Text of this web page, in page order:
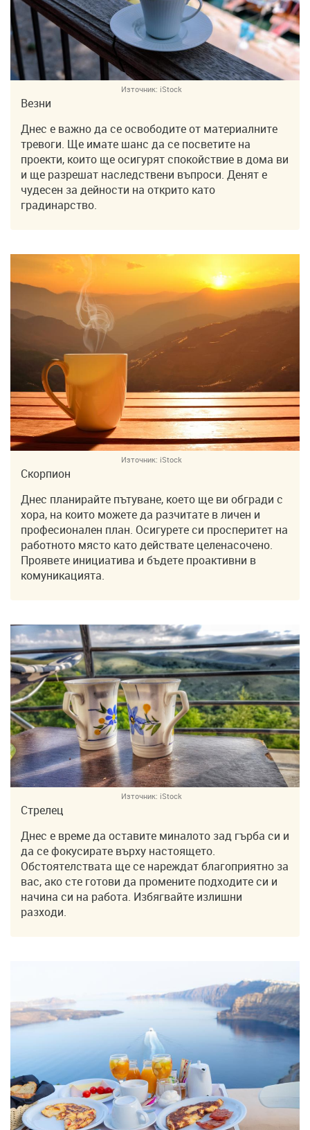
Източник: iStock
Везни
Днес е важно да се освободите от материалните
тревоги. Ще имате шанс да се посветите на
проекти, които ще осигурят спокойствие в дома ви
и ще разрешат наследствени въпроси. Денят е
чудесен за дейности на открито като
градинарство.
Източник: iStock
Скорпион
Днес планирайте пътуване, което ще ви обгради с
хора, на които можете да разчитате в личен и
професионален план. Осигурете си просперитет на
работното място като действате целенасочено.
Проявете инициатива и бъдете проактивни в
комуникацията.
Източник: iStock
Стрелец
Днес е време да оставите миналото зад гърба си и
да се фокусирате върху настоящето.
Обстоятелствата ще се нареждат благоприятно за
вас, ако сте готови да промените подходите си и
начина си на работа. Избягвайте излишни
разходи.